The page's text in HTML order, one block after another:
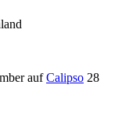
aufCalipso 28